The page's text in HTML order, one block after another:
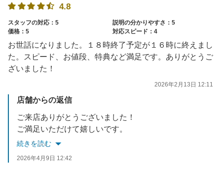
4.8
スタッフの対応：5
説明の分かりやすさ：5
価格：5
対応スピード：4
お世話になりました。１８時終了予定が１６時に終えまし
た。スピード、お値段、特典など満足です。ありがとうご
ざいました！
2026年2月13日 12:11
店舗からの返信
ご来店ありがとうございました！
ご満足いただけて嬉しいです。
またのご利用をお待ちしております！
続きを読む
2026年4月9日 12:42